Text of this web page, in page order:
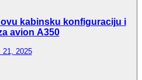
kabinsku konfiguraciju i
avion A350
21, 2025